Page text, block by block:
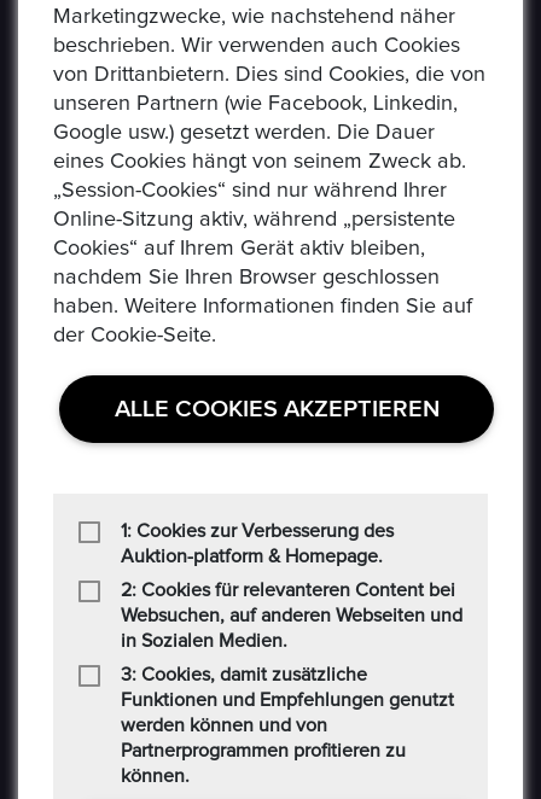
Datenschutzerklaerung
Häufig Gestellte Fragen
Verkäufer Richtlinien
Impressum
Kommissionsgebühren
Allgemeine Bestimmungen
Social-Media AGB
Cookie
CONTACT US
Auf der Hatterwiese 8, 63322 Rödermark
+49 6074 486 6351
+49 6074 486 6352
epoxa@epoxa.de
https://www.epoxa.de
Marketingzwecke, wie nachstehend näher
beschrieben. Wir verwenden auch Cookies
von Drittanbietern. Dies sind Cookies, die von
unseren Partnern (wie Facebook, Linkedin,
Google usw.) gesetzt werden. Die Dauer
eines Cookies hängt von seinem Zweck ab.
„Session-Cookies“ sind nur während Ihrer
Online-Sitzung aktiv, während „persistente
Cookies“ auf Ihrem Gerät aktiv bleiben,
nachdem Sie Ihren Browser geschlossen
haben. Weitere Informationen finden Sie auf
der Cookie-Seite.
ALLE COOKIES AKZEPTIEREN
1: Cookies zur Verbesserung des
Auktion-platform & Homepage.
2: Cookies für relevanteren Content bei
Websuchen, auf anderen Webseiten und
in Sozialen Medien.
3: Cookies, damit zusätzliche
Funktionen und Empfehlungen genutzt
werden können und von
Partnerprogrammen profitieren zu
können.